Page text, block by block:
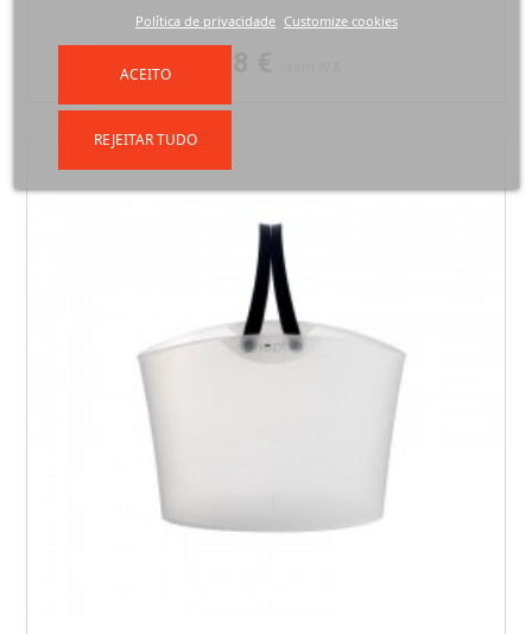
Política de privacidade Customize cookies
REJEITAR TUDO
ACEITO